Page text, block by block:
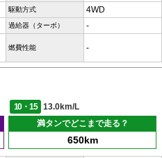
駆動方式 4WD
過給器（ターボ） -
燃費性能 -
10・15
13.0km/L
満タンでどこまで走る？
650km